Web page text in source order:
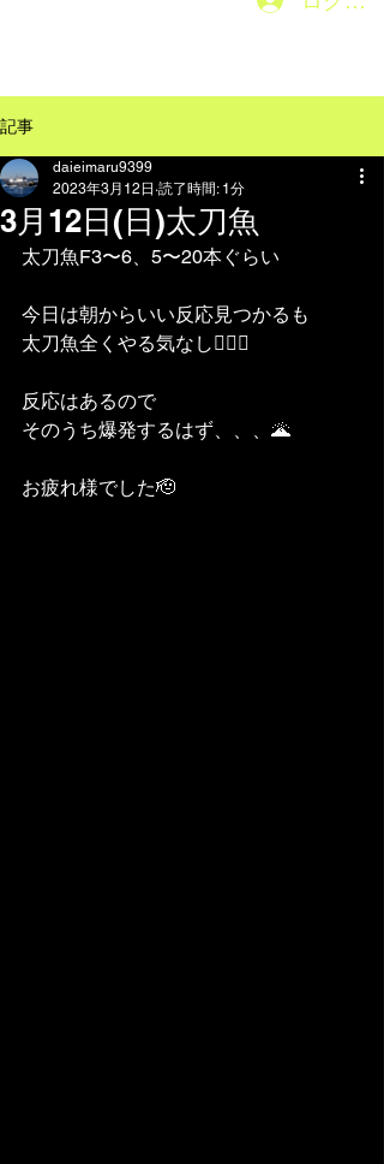
記事
3月12日(日)太刀魚
daieimaru9399
2023年3月12日 読了時間: 1分
太刀魚F3〜6、5〜20本ぐらい
今日は朝からいい反応見つかるも
太刀魚全くやる気なし🙅🏽‍♂️
反応はあるので
そのうち爆発するはず、、、🌋
お疲れ様でした🫡